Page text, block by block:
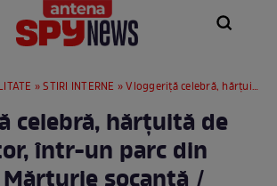
»STIRI INTERNE » Vloggeriță celebră, hărțuită de un prădător, într-un parc din Capitală / Mărturie șocantă / Video exclusiv
celebră, hărțuită de
într-un parc din